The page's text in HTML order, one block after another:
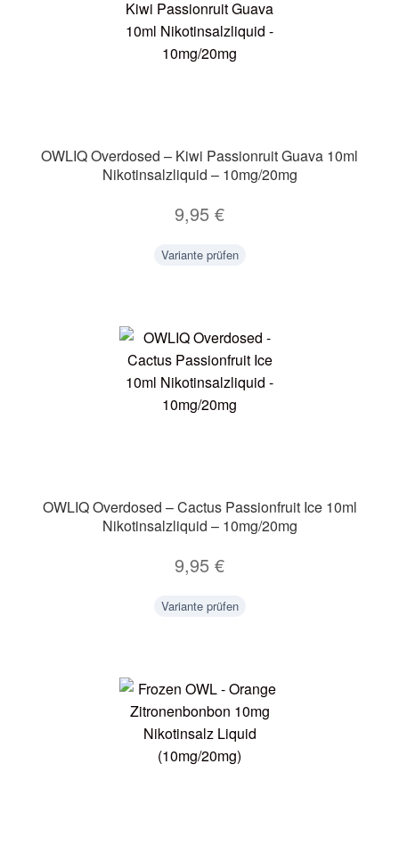
OWLIQ Overdosed – Kiwi Passionruit Guava 10ml
Nikotinsalzliquid – 10mg/20mg
9,95 €
Variante prüfen
OWLIQ Overdosed – Cactus Passionfruit Ice 10ml
Nikotinsalzliquid – 10mg/20mg
9,95 €
Variante prüfen